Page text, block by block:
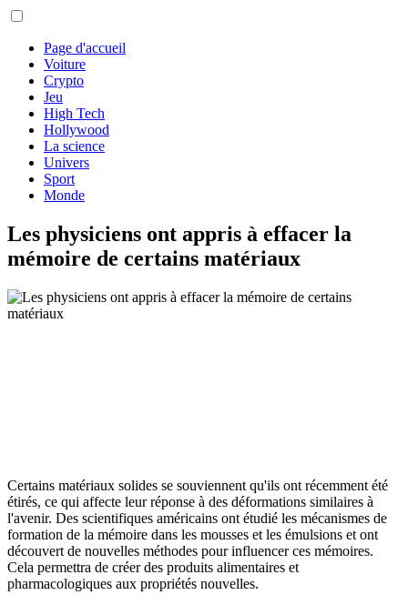
Page d'accueil
Voiture
Crypto
Jeu
High Tech
Hollywood
La science
Univers
Sport
Monde
Les physiciens ont appris à effacer la
mémoire de certains matériaux
Certains matériaux solides se souviennent qu'ils ont récemment été
étirés, ce qui affecte leur réponse à des déformations similaires à
l'avenir. Des scientifiques américains ont étudié les mécanismes de
formation de la mémoire dans les mousses et les émulsions et ont
découvert de nouvelles méthodes pour influencer ces mémoires.
Cela permettra de créer des produits alimentaires et
pharmacologiques aux propriétés nouvelles.